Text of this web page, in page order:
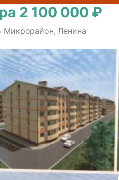
2 100 000 ₽
Микрорайон, Ленина